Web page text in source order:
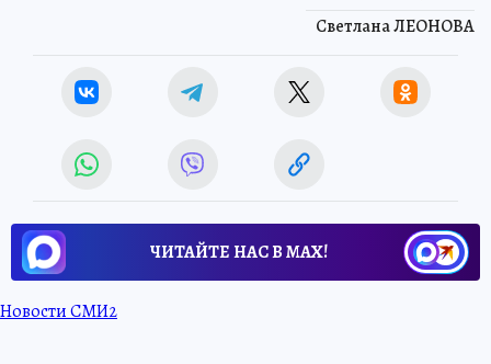
Светлана ЛЕОНОВА
ЧИТАЙТЕ НАС В МАХ!
Новости СМИ2